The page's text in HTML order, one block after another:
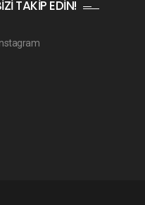
TAKIP EDIN!